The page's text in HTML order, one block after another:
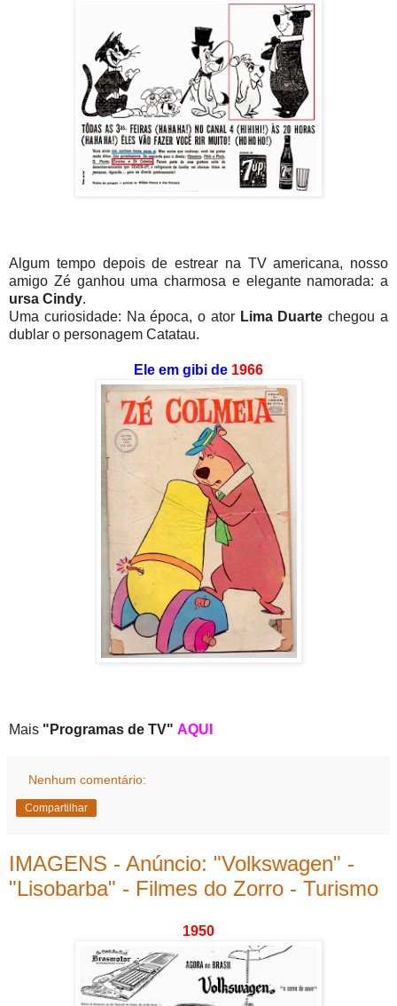
Algum tempo depois de estrear na TV americana, nosso
amigo Zé ganhou uma charmosa e elegante namorada: a
ursa Cindy.
Uma curiosidade: Na época, o ator Lima Duarte chegou a
dublar o personagem Catatau.
Ele em gibi de 1966
Mais "Programas de TV" AQUI
Nenhum comentário:
Compartilhar
IMAGENS - Anúncio: "Volkswagen" -
"Lisobarba" - Filmes do Zorro - Turismo
1950